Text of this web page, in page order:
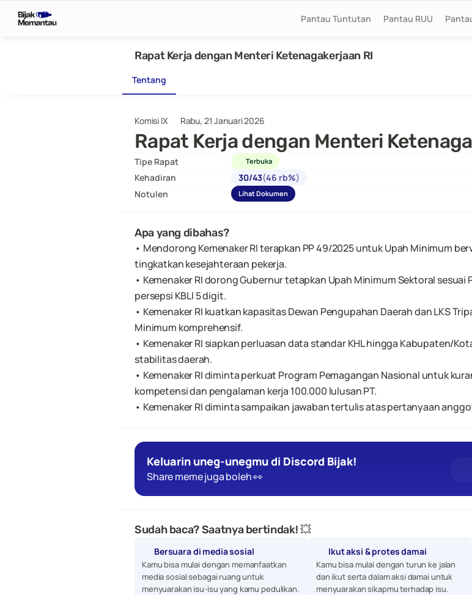
Komisi IX Rabu, 21 Januari 2026
Rapat Kerja dengan Menteri
Tipe Rapat Terbuka
Kehadiran 30/43(46 rb%)
Notulen
Lihat Dokumen
Apa yang dibahas?
• Mendorong Kemenaker RI terapkan PP 49/2025 untuk Upah Minimum
tingkatkan kesejahteraan pekerja.
• Kemenaker RI dorong Gubernur tetapkan Upah Minimum Sektoral
persepsi KBLI 5 digit.
• Kemenaker RI kuatkan kapasitas Dewan Pengupahan Daerah dan LKS
Minimum komprehensif.
• Kemenaker RI siapkan perluasan data standar KHL hingga Kabupaten/
stabilitas daerah.
• Kemenaker RI diminta perkuat Program Pemagangan Nasional untuk
kompetensi dan pengalaman kerja 100.000 lulusan PT.
• Kemenaker RI diminta sampaikan jawaban tertulis atas pertanyaan
Keluarin uneg-unegmu di Discord Bijak!
Share meme juga boleh 👀
Sudah baca? Saatnya bertindak! 💥
Bersuara di media sosial
Kamu bisa mulai dengan memanfaatkan
media sosial sebagai ruang untuk
menyuarakan isu-isu yang kamu pedulikan.
Ikut aksi & protes damai
Kamu bisa mulai dengan turun ke jalan
dan ikut serta dalam aksi damai untuk
menyuarakan sikapmu terhadap isu.
Rapat Kerja dengan Menteri Ketenagakerjaan RI
Tentang
Pantau Tuntutan Pantau RUU